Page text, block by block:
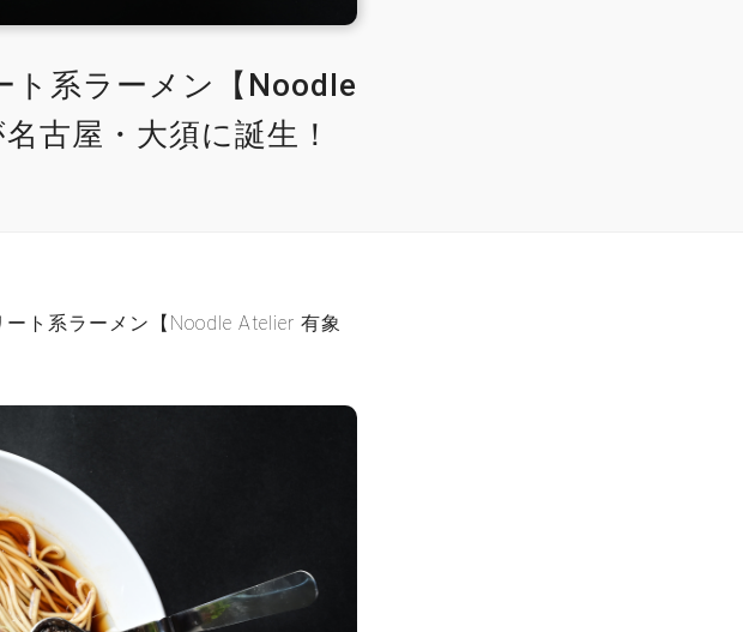
ト系ラーメン【Noodle
古屋・大須に誕生！
ト系ラーメン【Noodle Atelier 有象